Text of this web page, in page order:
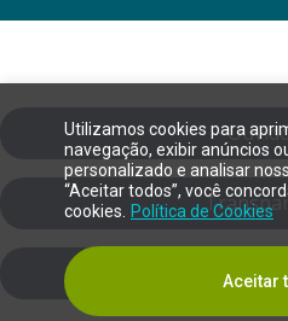
Utilizamos cookies para
navegação, exibir anúncios
personalizado e analisar
“Aceitar todos”, você
cookies.
Política de Cookies
Aceitar
SIC